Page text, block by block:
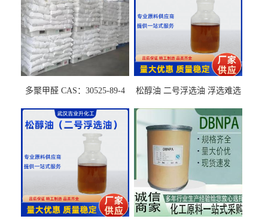
多聚甲醛 CAS：30525-89-4
松醇油 二号浮选油 浮选难选
石墨矿